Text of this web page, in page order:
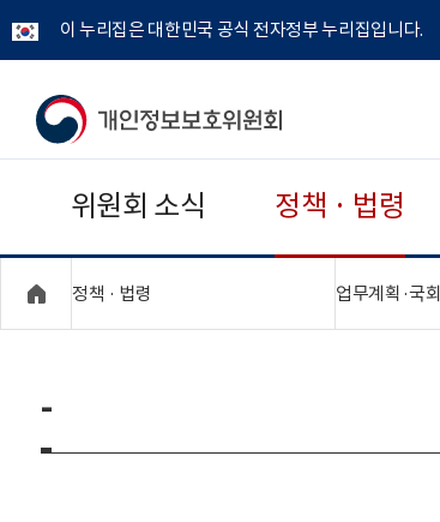
이 누리집은 대한민국 공식 전자정부 누리집입니다.
개
보
보
위
위원회 소식 정책 · 법령
정책 · 법령 업무계획·국회
-